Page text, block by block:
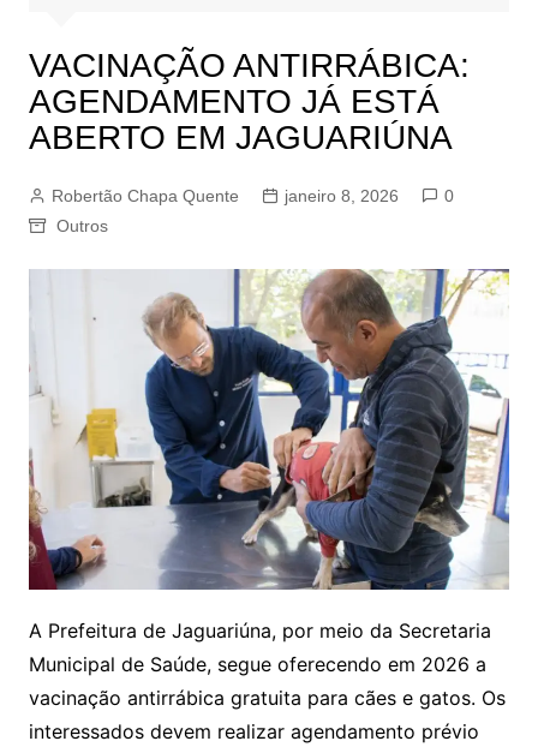
VACINAÇÃO ANTIRRÁBICA:
AGENDAMENTO JÁ ESTÁ
ABERTO EM JAGUARIÚNA
Robertão Chapa Quente janeiro 8, 2026
0
Outros
A Prefeitura de Jaguariúna, por meio da Secretaria
Municipal de Saúde, segue oferecendo em 2026 a
vacinação antirrábica gratuita para cães e gatos. Os
interessados devem realizar agendamento prévio